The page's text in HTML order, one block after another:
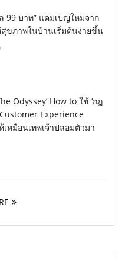
99 บาท” แคมเปญใหม่จาก
สุขภาพในบ้านเริ่มต้นง่ายขึ้น
Odyssey’ How to ใช้ ‘กฎ
Experience
หมือนเทพเจ้าปลอมตัวมา